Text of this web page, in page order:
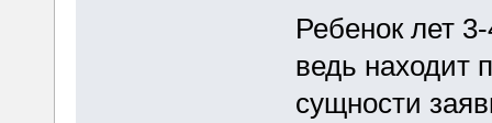
Ребенок лет
ведь находит
сущности